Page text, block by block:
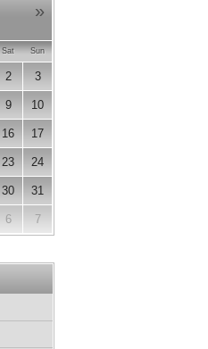
»
Sat Sun
2 3
9 10
16 17
23 24
30 31
6 7